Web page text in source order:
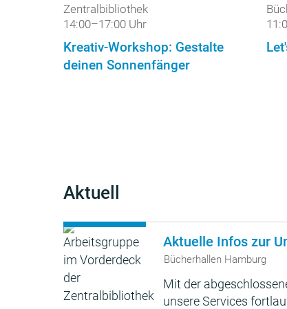
Zentralbibliothek
14:00–17:00 Uhr
Kreativ-Workshop: Gestalte
deinen Sonnenfänger
Aktuell
Aktuelle Infos zur
Bücherhallen Hamburg
Mit der
unsere Services